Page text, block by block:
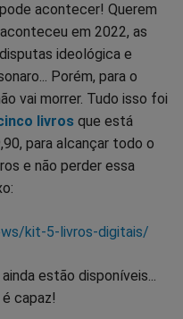
acontecer! Querem
em 2022, as
ideológica e
Porém, para o
vai morrer. Tudo isso foi
livros que está
para alcançar todo o
e não perder essa
kit-5-livros-digitais/
estão disponíveis...
capaz!